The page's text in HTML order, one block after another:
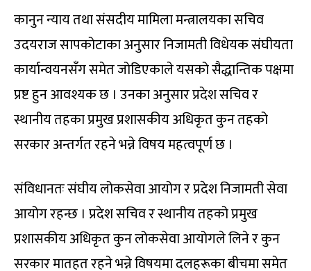
कानुन न्याय तथा संसदीय मामिला मन्त्रालयका सचिव
उदयराज सापकोटाका अनुसार निजामती विधेयक संघीयता
कार्यान्वयनसँग समेत जोडिएकाले यसको सैद्धान्तिक पक्षमा
प्रष्ट हुन आवश्यक छ । उनका अनुसार प्रदेश सचिव र
स्थानीय तहका प्रमुख प्रशासकीय अधिकृत कुन तहको
सरकार अन्तर्गत रहने भन्ने विषय महत्वपूर्ण छ ।
संविधानतः संघीय लोकसेवा आयोग र प्रदेश निजामती सेवा
आयोग रहन्छ । प्रदेश सचिव र स्थानीय तहको प्रमुख
प्रशासकीय अधिकृत कुन लोकसेवा आयोगले लिने र कुन
सरकार मातहत रहने भन्ने विषयमा दलहरूका बीचमा समेत